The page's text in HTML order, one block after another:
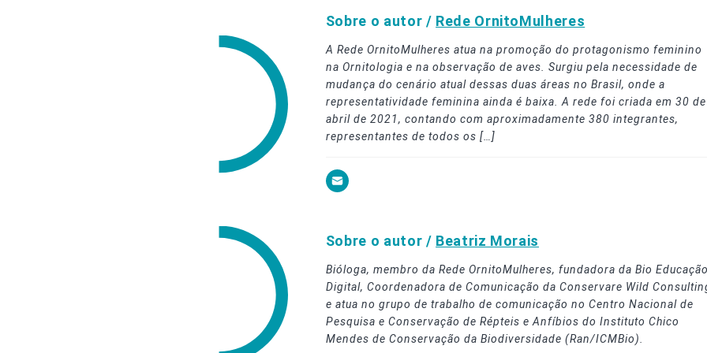
Sobre o autor / Rede OrnitoMulheres
A Rede OrnitoMulheres atua na promoção do protagonismo feminino
na Ornitologia e na observação de aves. Surgiu pela necessidade de
mudança do cenário atual dessas duas áreas no Brasil, onde a
representatividade feminina ainda é baixa. A rede foi criada em 30 de
abril de 2021, contando com aproximadamente 380 integrantes,
representantes de todos os […]
Sobre o autor / Beatriz Morais
Bióloga, membro da Rede OrnitoMulheres, fundadora da Bio
Digital, Coordenadora de Comunicação da Conservare Wild
e atua no grupo de trabalho de comunicação no Centro Nacional de
Pesquisa e Conservação de Répteis e Anfíbios do Instituto Chico
Mendes de Conservação da Biodiversidade (Ran/ICMBio).